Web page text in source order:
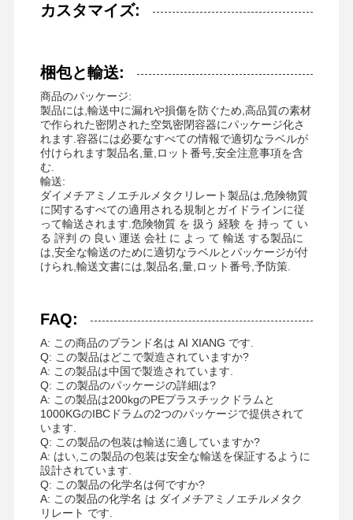
カスタマイズ:
梱包と輸送:
商品のパッケージ:
製品には,輸送中に漏れや損傷を防ぐため,高品質の素材
で作られた密閉された空気密閉容器にパッケージ化さ
れます.容器には必要なすべての情報で適切なラベルが
付けられます製品名,量,ロット番号,安全注意事項を含
む.
輸送:
ダイメチアミノエチルメタクリレート製品は,危険物質
に関するすべての適用される規制とガイドラインに従
って輸送されます.危険物質 を 扱う 経験 を 持っ て い
る 評判 の 良い 運送 会社 に よっ て 輸送 する製品に
は,安全な輸送のために適切なラベルとパッケージが付
けられ,輸送文書には,製品名,量,ロット番号,予防策.
FAQ:
A: この商品のブランド名は AI XIANG です.
Q: この製品はどこで製造されていますか?
A: この製品は中国で製造されています.
Q: この製品のパッケージの詳細は?
A: この製品は200kgのPEプラスチックドラムと
1000KGのIBCドラムの2つのパッケージで提供されて
います.
Q: この製品の包装は輸送に適していますか?
A: はい,この製品の包装は安全な輸送を保証するように
設計されています.
Q: この製品の化学名は何ですか?
A: この製品の化学名 は ダイメチアミノエチルメタク
リレート です.